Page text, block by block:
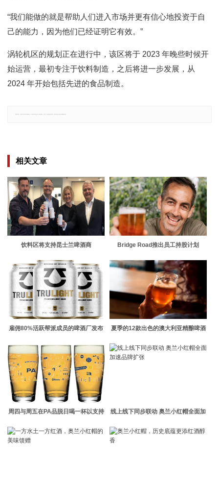
“我们能做的就是帮助人们进入市场并更有信心地投资于自
己的能力，因为他们已经证明它有效。”
涡轮机区的规划正在进行中，该区将于 2023 年晚些时候开
始运营，最初专注于饮料制造，之后将进一步发展，从
2024 年开始包括先进的食品制造。
相关文章
饮料区将支持昆士兰啤酒商 Bridge Road推出员工持股计划
雇佣80%活跃帮派成员的啤酒厂发布
夏季的12款出色的澳大利亚精酿啤酒
周四与周五在PA品脱日喝一杯以支持
线上线下同步联动 奥兰小红帽全面加